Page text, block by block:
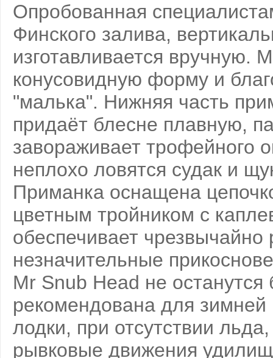
Опробованная
Финского залива,
изготавливается вручную.
конусовидную форму и
"малька". Нижняя часть
придаёт блесне плавную,
завораживает трофейного
неплохо ловятся судак и
Приманка оснащена
цветным тройником с
обеспечивает
незначительные
Mr Snub Head не
рекомендована для зимней
лодки, при отсутствии
рывковые движения